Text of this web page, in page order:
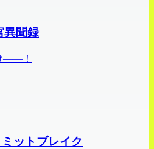
異聞録
――！
ットブレイク